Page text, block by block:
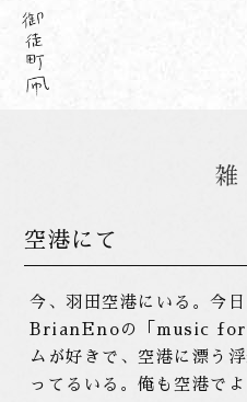
空港にて
今、羽田空港にいる。今
BrianEnoの「music
ムが好きで、空港に漂う
ってるいる。俺も空港で